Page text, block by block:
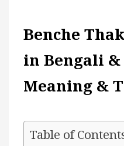
Benche
in Bengali
Meaning &
Table of